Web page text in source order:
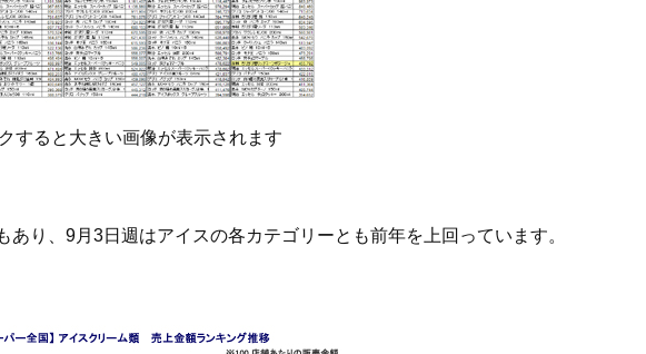
すると大きい画像が表示されます
り、9月3日週はアイスの各カテゴリーとも前年を上回っています。